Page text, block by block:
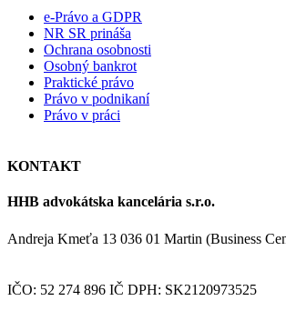
e-Právo a GDPR
NR SR prináša
Ochrana osobnosti
Osobný bankrot
Praktické právo
Právo v podnikaní
Právo v práci
KONTAKT
HHB advokátska kancelária s.r.o.
Andreja Kmeťa 13 036 01 Martin (Business
IČO: 52 274 896 IČ DPH: SK2120973525